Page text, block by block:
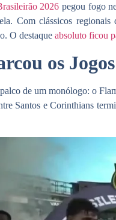
2026 pegou fogo
Com clássicos
O destaque absoluto ficou
os
de um monólogo: o
Santos e Corinthians